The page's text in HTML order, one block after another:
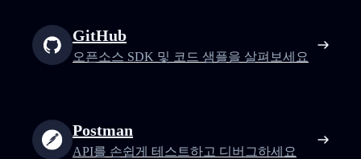
GitHub
오픈소스 SDK 및 코드 샘플을 살펴보세요
Postman
API를 손쉽게 테스트하고 디버그하세요